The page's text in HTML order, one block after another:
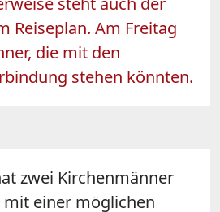
Reiseplan. Am Freitag
die mit den
stehen könnten.
zwei Kirchenmänner
einer möglichen